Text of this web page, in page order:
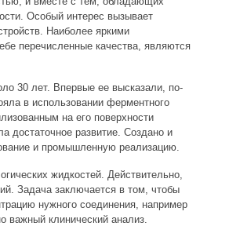
Особый интерес вызывает
Наиболее яркими
перечисленные качества, являются
30 лет. Впервые ее высказали, по-
в использовании ферментного
на его поверхности
достаточное развитие. Создано и
и промышленную реализацию.
жидкостей. Действительно,
Задача заключается в том, чтобы
нужного соединения, например
клинический анализ.